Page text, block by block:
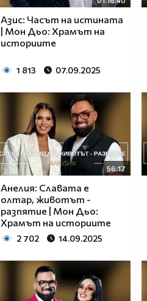
Азис: Часът на истината
| Мон Дьо: Храмът на
историите
1 813 07.09.2025
56:17
Анелия: Славата е
олтар, животът -
разпятие | Мон Дьо:
Храмът на историите
2 702 14.09.2025